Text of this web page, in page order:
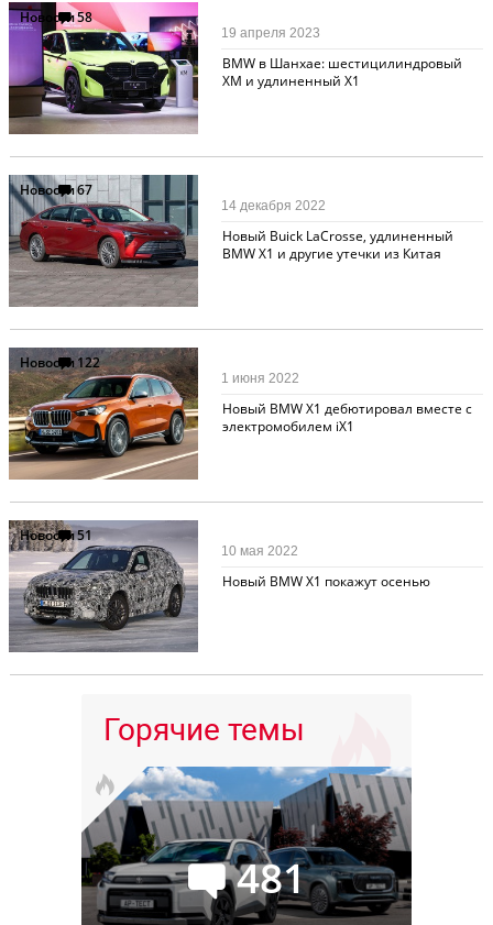
Новости58
BMW в Шанхае: шестицилиндровый
XM и удлиненный X1
19 апреля 2023
Новости67
Новый Buick LaCrosse, удлиненный
BMW X1 и другие утечки из Китая
14 декабря 2022
Новости122
Новый BMW X1 дебютировал вместе с
электромобилем iX1
1 июня 2022
Новости51
Новый BMW X1 покажут осенью
10 мая 2022
Горячие темы
481